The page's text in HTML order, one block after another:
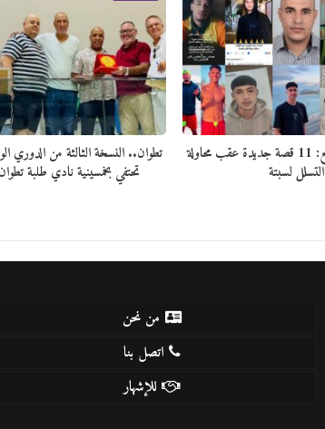
قائمة المفقودين تتسع: 11 قصة جديدة عقب محاولة
التسلل لسبتة
تطوان.. النسخة الثالثة من الدوري
تحتفي بخمسينية نادي طلبة
من نحن
اتصل بنا
للإشهار